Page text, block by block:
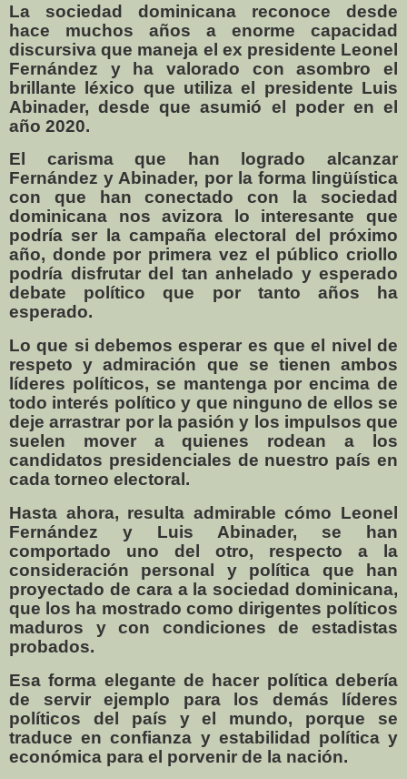
La sociedad dominicana reconoce desde
hace muchos años a enorme capacidad
discursiva que maneja el ex presidente Leonel
Fernández y ha valorado con asombro el
brillante léxico que utiliza el presidente Luis
Abinader, desde que asumió el poder en el
año 2020.
El carisma que han logrado alcanzar
Fernández y Abinader, por la forma lingüística
con que han conectado con la sociedad
dominicana nos avizora lo interesante que
podría ser la campaña electoral del próximo
año, donde por primera vez el público criollo
podría disfrutar del tan anhelado y esperado
debate político que por tanto años ha
esperado.
Lo que si debemos esperar es que el nivel de
respeto y admiración que se tienen ambos
líderes políticos, se mantenga por encima de
todo interés político y que ninguno de ellos se
deje arrastrar por la pasión y los impulsos que
suelen mover a quienes rodean a los
candidatos presidenciales de nuestro país en
cada torneo electoral.
Hasta ahora, resulta admirable cómo Leonel
Fernández y Luis Abinader, se han
comportado uno del otro, respecto a la
consideración personal y política que han
proyectado de cara a la sociedad dominicana,
que los ha mostrado como dirigentes políticos
maduros y con condiciones de estadistas
probados.
Esa forma elegante de hacer política debería
de servir ejemplo para los demás líderes
políticos del país y el mundo, porque se
traduce en confianza y estabilidad política y
económica para el porvenir de la nación.